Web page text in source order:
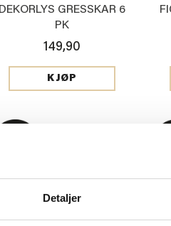
Detaljer
DEKORLYS GRESSKAR 6
PK
149,90
KJØP